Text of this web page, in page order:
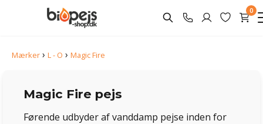
0
Mærker › L - O › Magic Fire
Magic Fire pejs
Førende udbyder af vanddamp pejse inden for